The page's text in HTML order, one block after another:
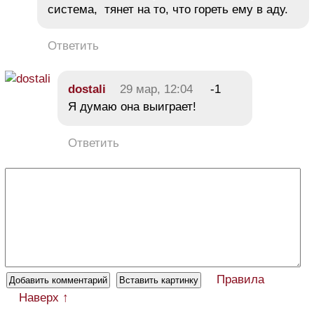
система, тянет на то, что гореть ему в аду.
Ответить
dostali 29 мар, 12:04
-1
Я думаю она выиграет!
Ответить
Правила
Наверх ↑